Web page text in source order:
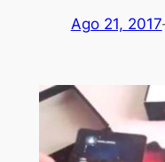
Ago 21, 2017